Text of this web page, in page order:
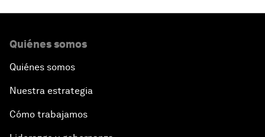
Quiénes somos
Quiénes somos
Nuestra estrategia
Cómo trabajamos